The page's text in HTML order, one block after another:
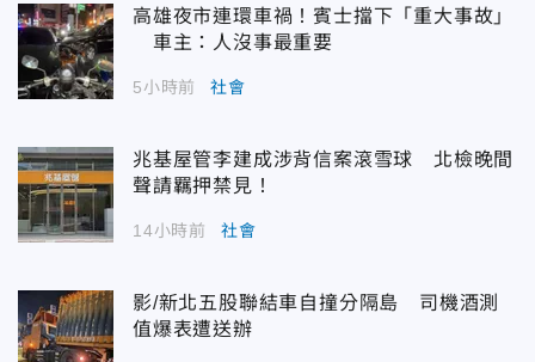
高雄夜市連環車禍！賓士擋下「重大事故」
車主：人沒事最重要
5小時前 社會
兆基屋管李建成涉背信案滾雪球 北檢晚間
聲請羈押禁見！
14小時前 社會
影/新北五股聯結車自撞分隔島 司機酒測
值爆表遭送辦